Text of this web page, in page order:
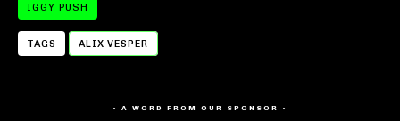
IGGY PUSH
TAGS ALIX VESPER
- A WORD FROM OUR SPONSOR -